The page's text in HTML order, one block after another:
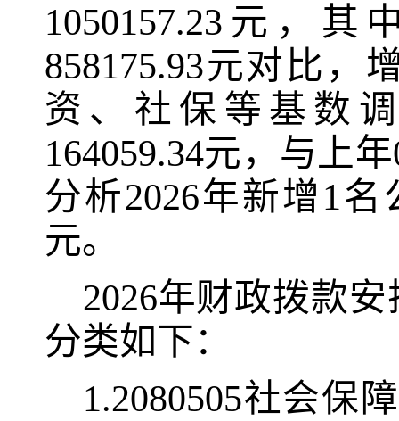
1050157.23 元 ，其
858175.93元对比，
资、社保等基数
164059.34元，与上
分析2026年新增1名
元。
2026年财政拨款
分类如下：
1.2080505社会保